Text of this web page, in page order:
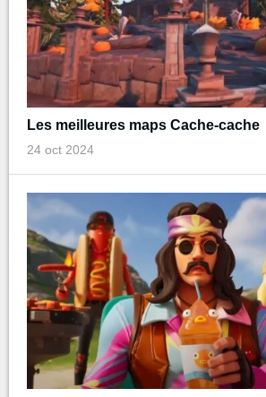
Les meilleures maps Cache-cache
24 oct 2024